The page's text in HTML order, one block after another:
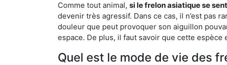
Comme tout animal, si le frelon asiatique se
devenir très agressif. Dans ce cas, il n’est pas
douleur que peut provoquer son aiguillon
espace. De plus, il faut savoir que cette
Quel est le mode de vie des